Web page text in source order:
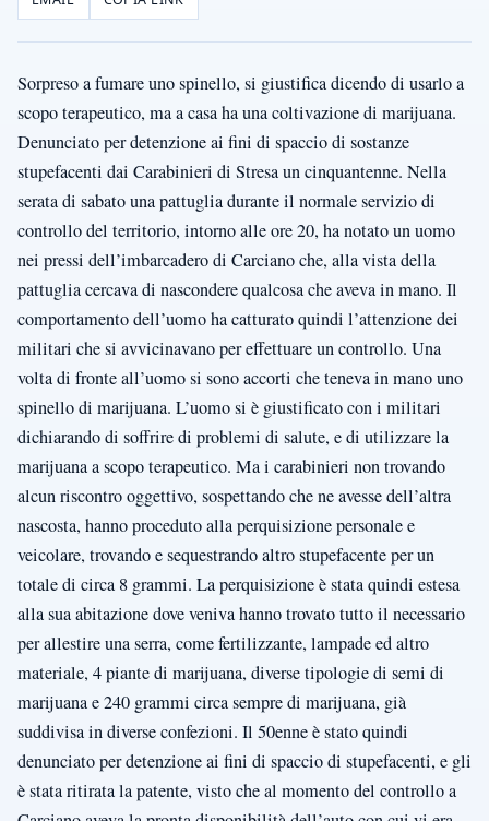
Sorpreso a fumare uno spinello, si giustifica dicendo di usarlo a
scopo terapeutico, ma a casa ha una coltivazione di marijuana.
Denunciato per detenzione ai fini di spaccio di sostanze
stupefacenti dai Carabinieri di Stresa un cinquantenne. Nella
serata di sabato una pattuglia durante il normale servizio di
controllo del territorio, intorno alle ore 20, ha notato un uomo
nei pressi dell’imbarcadero di Carciano che, alla vista della
pattuglia cercava di nascondere qualcosa che aveva in mano. Il
comportamento dell’uomo ha catturato quindi l’attenzione dei
militari che si avvicinavano per effettuare un controllo. Una
volta di fronte all’uomo si sono accorti che teneva in mano uno
spinello di marijuana. L’uomo si è giustificato con i militari
dichiarando di soffrire di problemi di salute, e di utilizzare la
marijuana a scopo terapeutico. Ma i carabinieri non trovando
alcun riscontro oggettivo, sospettando che ne avesse dell’altra
nascosta, hanno proceduto alla perquisizione personale e
veicolare, trovando e sequestrando altro stupefacente per un
totale di circa 8 grammi. La perquisizione è stata quindi estesa
alla sua abitazione dove veniva hanno trovato tutto il necessario
per allestire una serra, come fertilizzante, lampade ed altro
materiale, 4 piante di marijuana, diverse tipologie di semi di
marijuana e 240 grammi circa sempre di marijuana, già
suddivisa in diverse confezioni. Il 50enne è stato quindi
denunciato per detenzione ai fini di spaccio di stupefacenti, e gli
è stata ritirata la patente, visto che al momento del controllo a